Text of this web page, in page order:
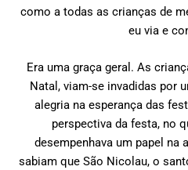
como a todas as crianças de
eu via e
Era uma graça geral. As
Natal, viam-se invadidas por
alegria na esperança das
perspectiva da festa, no
desempenhava um papel na
sabiam que São Nicolau, o